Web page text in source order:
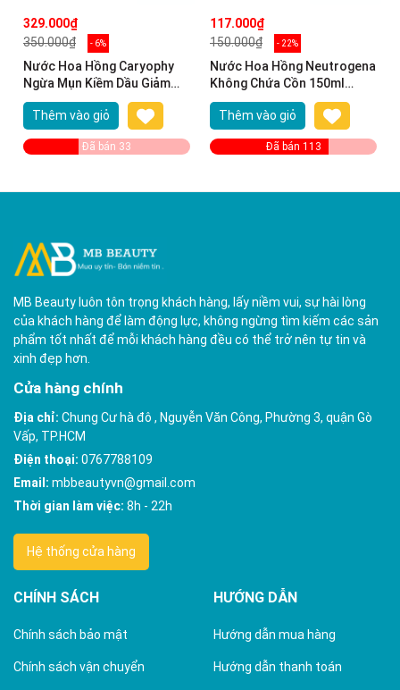
329.000₫
350.000₫
- 6%
Nước Hoa Hồng Caryophy
Ngừa Mụn Kiềm Dầu Giảm
Thâm 300ml Portulaca
Toner
Thêm vào giỏ
Đã bán 33
117.000₫
150.000₫
- 22%
Nước Hoa Hồng Neutrogena
Không Chứa Cồn 150ml
Alcohol Free Toner
Thêm vào giỏ
Đã bán 113
MB Beauty luôn tôn trọng khách hàng, lấy niềm vui, sự hài lòng
của khách hàng để làm động lực, không ngừng tìm kiếm các sản
phẩm tốt nhất để mỗi khách hàng đều có thể trở nên tự tin và
xinh đẹp hơn.
Cửa hàng chính
Địa chỉ: Chung Cư hà đô , Nguyễn Văn Công, Phường 3, quận Gò
Vấp, TP.HCM
Điện thoại: 0767788109
Email: mbbeautyvn@gmail.com
Thời gian làm việc: 8h - 22h
Hệ thống cửa hàng
CHÍNH SÁCH
Chính sách bảo mật
Chính sách vận chuyển
HƯỚNG DẪN
Hướng dẫn mua hàng
Hướng dẫn thanh toán